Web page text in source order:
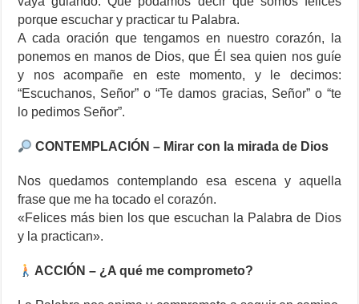
porque escuchar y practicar tu Palabra.
A cada oración que tengamos en nuestro corazón, la
ponemos en manos de Dios, que Él sea quien nos guíe
y nos acompañe en este momento, y le decimos:
“Escuchanos, Señor” o “Te damos gracias, Señor” o “te
lo pedimos Señor”.
CONTEMPLACIÓN – Mirar con la mirada de Dios
Nos quedamos contemplando esa escena y aquella
frase que me ha tocado el corazón.
«Felices más bien los que escuchan la Palabra de Dios
y la practican».
ACCIÓN – ¿A qué me comprometo?